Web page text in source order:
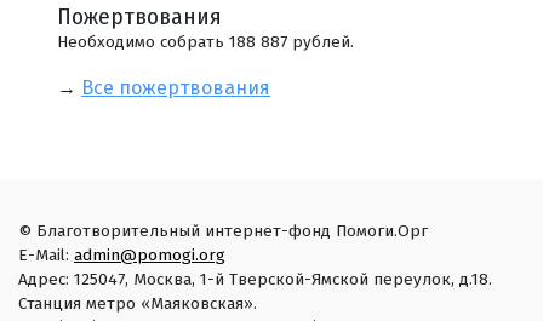
Пожертвования
Необходимо собрать 188 887 рублей.
→ Все пожертвования
© Благотворительный интернет-фонд Помоги.Орг
E-Mail: admin@pomogi.org
Адрес: 125047, Москва, 1-й Тверской-Ямской переулок, д.18.
Станция метро «Маяковская».